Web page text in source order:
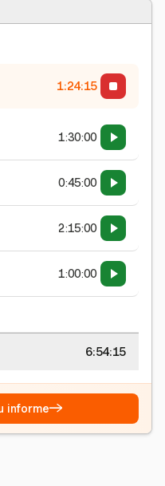
1:24:16
1:30:00
0:45:00
2:15:00
1:00:00
6:54:16
informe→